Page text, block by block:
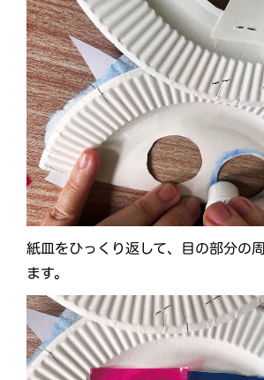
紙皿をひっくり返して、目の部分の
ます。